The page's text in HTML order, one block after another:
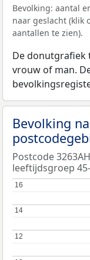
Bevolking: aantal
naar geslacht (klik
aantallen te zien).
De donutgrafiek
vrouw of man.
Bevolking
Postcode
leeftijdsgroep
12
12
14
14
16
16